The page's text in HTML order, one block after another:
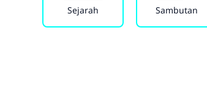
Sejarah Sambutan